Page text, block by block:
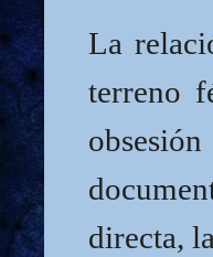
La
terreno
directa,